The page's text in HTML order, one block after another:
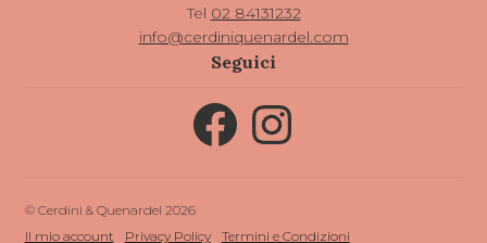
Tel 02 84131232
info@cerdiniquenardel.com
Seguici
FacebookInstagram
© Cerdini & Quenardel 2026
Il mio account
Privacy Policy Termini e Condizioni